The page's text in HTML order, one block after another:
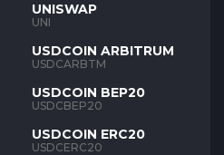
UNISWAP
UNI
USDCOIN ARBITRUM
USDCARBTM
USDCOIN BEP20
USDCBEP20
USDCOIN ERC20
USDCERC20